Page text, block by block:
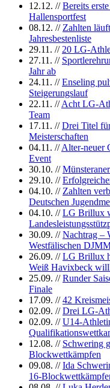
12.12. //Bereits
Hallensportfest
08.12. // Zahlten
Jahresbestenliste
29.11. // 20 LG-
27.11. //
Jahr ab
24.11. //Enseling
Steigerungslauf
22.11. //Acht LG-
Team
17.11. //Drei Titel
Meisterschaften
04.11. //Alter-neuer
Event
30.10. //
29.10. //
04.10. // Zahlten
Deutschen
04.10. //LG Brillux
30.09. //Nachtrag –
Westfälischen
26.09. //LG Brillux
Weiß Havixbeck
25.09. //Runder
Finale
17.09. //42
02.09. //Drei LG-
02.09. //U14-
12.08. // Schwering
Blockwettkämpfen
09.08. //Ida
16-